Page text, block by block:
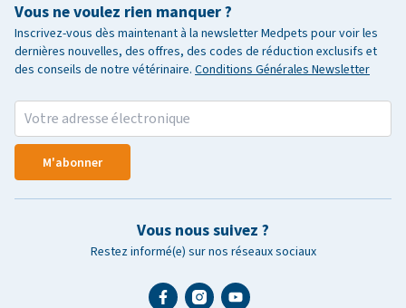
Vous ne voulez rien manquer ?
Inscrivez-vous dès maintenant à la newsletter Medpets pour voir les
dernières nouvelles, des offres, des codes de réduction exclusifs et
des conseils de notre vétérinaire. Conditions Générales Newsletter
M'abonner
Vous nous suivez ?
Restez informé(e) sur nos réseaux sociaux